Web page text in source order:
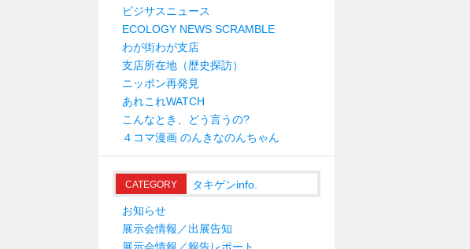
ビジサスニュース
ECOLOGY NEWS SCRAMBLE
わが街わが支店
支店所在地（歴史探訪）
ニッポン再発見
あれこれWATCH
こんなとき、どう言うの?
４コマ漫画 のんきなのんちゃん
CATEGORY タキゲンinfo.
お知らせ
展示会情報／出展告知